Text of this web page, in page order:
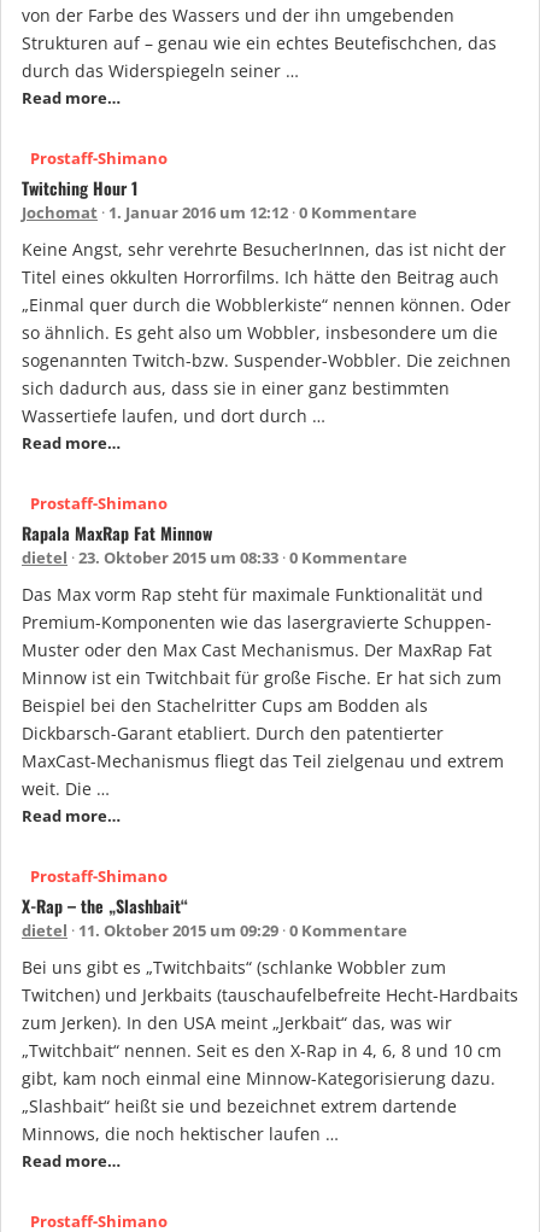
von der Farbe des Wassers und der ihn umgebenden
Strukturen auf – genau wie ein echtes Beutefischchen, das
durch das Widerspiegeln seiner …
Read more…
Prostaff-Shimano
Twitching Hour 1
Jochomat 1. Januar 2016 um 12:12 0 Kommentare
Keine Angst, sehr verehrte BesucherInnen, das ist nicht der
Titel eines okkulten Horrorfilms. Ich hätte den Beitrag auch
„Einmal quer durch die Wobblerkiste“ nennen können. Oder
so ähnlich. Es geht also um Wobbler, insbesondere um die
sogenannten Twitch-bzw. Suspender-Wobbler. Die zeichnen
sich dadurch aus, dass sie in einer ganz bestimmten
Wassertiefe laufen, und dort durch …
Read more…
Prostaff-Shimano
Rapala MaxRap Fat Minnow
dietel 23. Oktober 2015 um 08:33 0 Kommentare
Das Max vorm Rap steht für maximale Funktionalität und
Premium-Komponenten wie das lasergravierte Schuppen-
Muster oder den Max Cast Mechanismus. Der MaxRap Fat
Minnow ist ein Twitchbait für große Fische. Er hat sich zum
Beispiel bei den Stachelritter Cups am Bodden als
Dickbarsch-Garant etabliert. Durch den patentierter
MaxCast-Mechanismus fliegt das Teil zielgenau und extrem
weit. Die …
Read more…
Prostaff-Shimano
X-Rap – the „Slashbait“
dietel 11. Oktober 2015 um 09:29 0 Kommentare
Bei uns gibt es „Twitchbaits“ (schlanke Wobbler zum
Twitchen) und Jerkbaits (tauschaufelbefreite Hecht-Hardbaits
zum Jerken). In den USA meint „Jerkbait“ das, was wir
„Twitchbait“ nennen. Seit es den X-Rap in 4, 6, 8 und 10 cm
gibt, kam noch einmal eine Minnow-Kategorisierung dazu.
„Slashbait“ heißt sie und bezeichnet extrem dartende
Minnows, die noch hektischer laufen …
Read more…
Prostaff-Shimano